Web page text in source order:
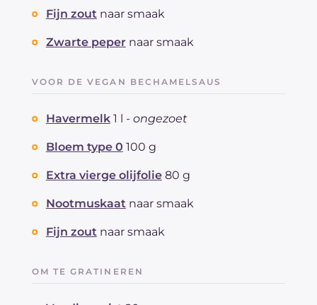
Fijn zout naar smaak
Zwarte peper naar smaak
VOOR DE VEGAN BECHAMELSAUS
Havermelk 1 l - ongezoet
Bloem type 0 100 g
Extra vierge olijfolie 80 g
Nootmuskaat naar smaak
Fijn zout naar smaak
OM TE GRATINEREN